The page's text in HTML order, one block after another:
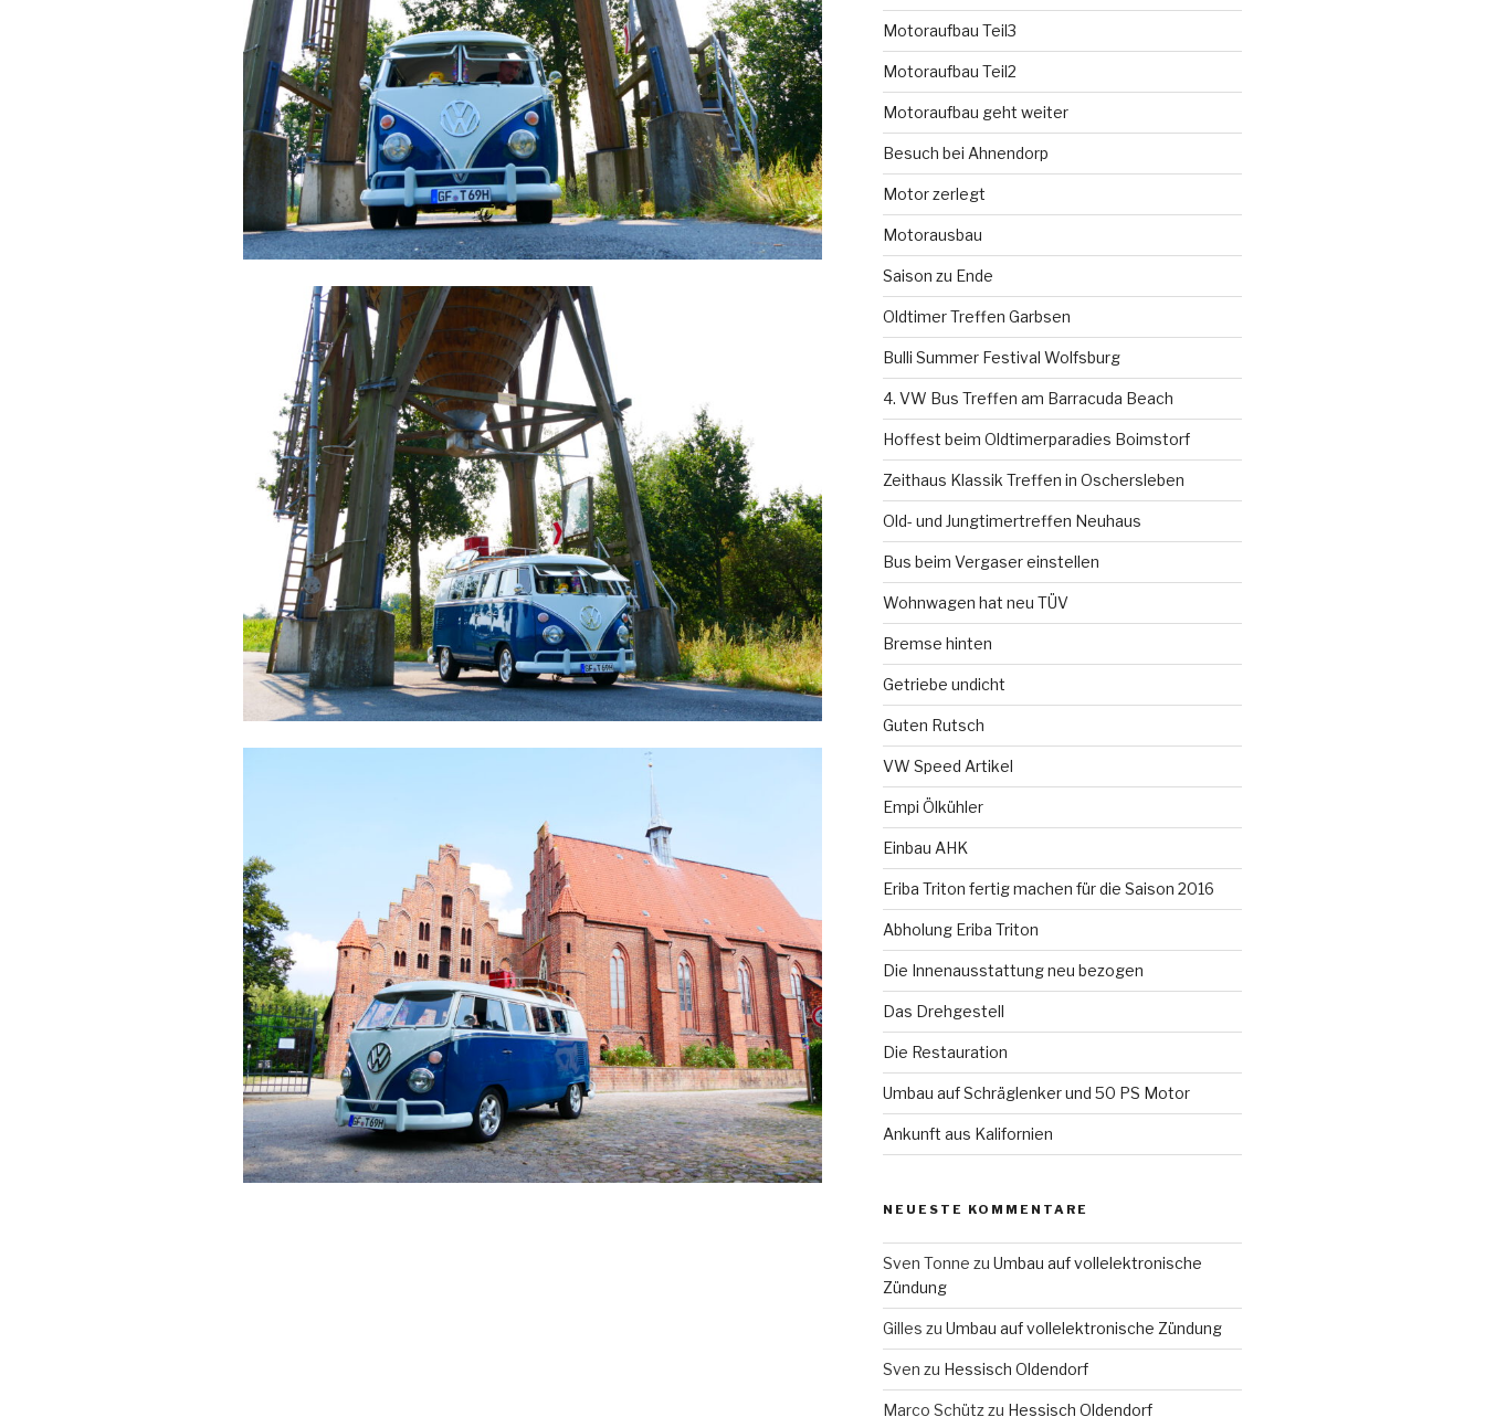
Motoraufbau Teil3
Motoraufbau Teil2
Motoraufbau geht weiter
Besuch bei Ahnendorp
Motor zerlegt
Motorausbau
Saison zu Ende
Oldtimer Treffen Garbsen
Bulli Summer Festival Wolfsburg
4. VW Bus Treffen am Barracuda Beach
Hoffest beim Oldtimerparadies Boimstorf
Zeithaus Klassik Treffen in Oschersleben
Old- und Jungtimertreffen Neuhaus
Bus beim Vergaser einstellen
Wohnwagen hat neu TÜV
Bremse hinten
Getriebe undicht
Guten Rutsch
VW Speed Artikel
Empi Ölkühler
Einbau AHK
Eriba Triton fertig machen für die Saison 2016
Abholung Eriba Triton
Die Innenausstattung neu bezogen
Das Drehgestell
Die Restauration
Umbau auf Schräglenker und 50 PS Motor
Ankunft aus Kalifornien
NEUESTE KOMMENTARE
Sven Tonne zu Umbau auf vollelektronische
Zündung
Gilles zu Umbau auf vollelektronische Zündung
Sven zu Hessisch Oldendorf
Marco Schützzu Hessisch Oldendorf